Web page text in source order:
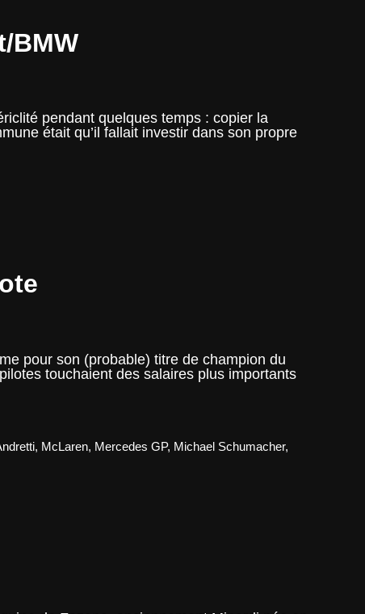
BMW
pendant quelques temps : copier la
était qu’il fallait investir dans son propre
pour son (probable) titre de champion du
touchaient des salaires plus importants
, McLaren, Mercedes GP, Michael Schumacher,